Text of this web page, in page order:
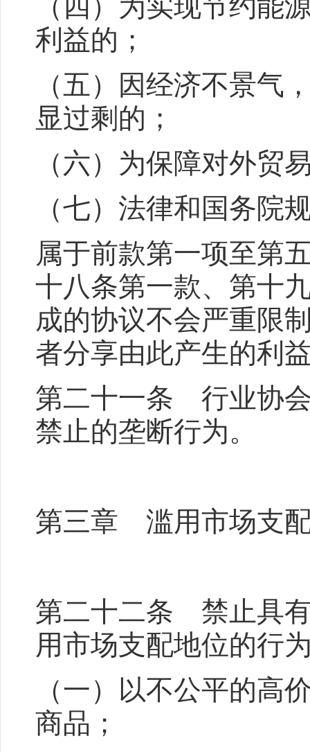
（四）为实现节约能
利益的；
（五）因经济不景气
显过剩的；
（六）为保障对外贸
（七）法律和国务院
属于前款第一项至第
十八条第一款、第十
成的协议不会严重限
者分享由此产生的利
第二十一条 行业协
禁止的垄断行为。
第三章 滥用市场支
第二十二条 禁止具
用市场支配地位的行
（一）以不公平的高
商品；